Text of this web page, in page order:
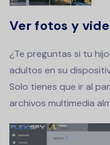
Ver fotos y
¿Te preguntas si tu
adultos en su
Solo tienes que ir al
archivos multimedia